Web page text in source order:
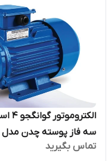
بالا
تماس بگیرید